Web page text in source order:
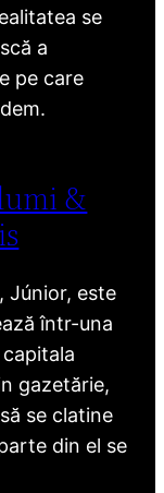
se
a
pe care
&
Júnior, este
într-una
gazetărie,
se clatine
din el se